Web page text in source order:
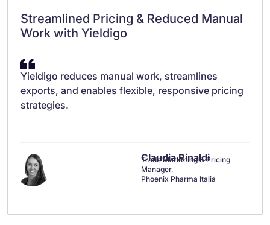
Streamlined Pricing & Reduced Manual
Work with Yieldigo
Yieldigo reduces manual work, streamlines
exports, and enables flexible, responsive pricing
strategies.
Claudia Rinaldi
Trade Marketing & Pricing
Manager,
Phoenix Pharma Italia